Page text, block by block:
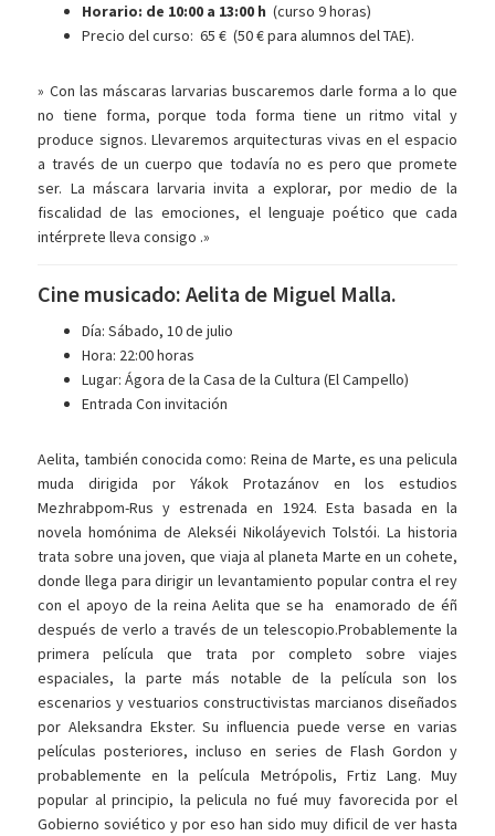
Horario: de 10:00 a 13:00 h(curso 9 horas)
Precio del curso: 65 € (50 € para alumnos del TAE).
» Con las máscaras larvarias buscaremos darle forma a lo que
no tiene forma, porque toda forma tiene un ritmo vital y
produce signos. Llevaremos arquitecturas vivas en el espacio
a través de un cuerpo que todavía no es pero que promete
ser. La máscara larvaria invita a explorar, por medio de la
fiscalidad de las emociones, el lenguaje poético que cada
intérprete lleva consigo .»
Cine musicado: Aelita de Miguel Malla.
Día: Sábado, 10 de julio
Hora: 22:00 horas
Lugar: Ágora de la Casa de la Cultura (El Campello)
Entrada Con invitación
Aelita, también conocida como: Reina de Marte, es una pelicula
muda dirigida por Yákok Protazánov en los estudios
Mezhrabpom-Rus y estrenada en 1924. Esta basada en la
novela homónima de Alekséi Nikoláyevich Tolstói. La historia
trata sobre una joven, que viaja al planeta Marte en un cohete,
donde llega para dirigir un levantamiento popular contra el rey
con el apoyo de la reina Aelita que se ha enamorado de éñ
después de verlo a través de un telescopio.Probablemente la
primera película que trata por completo sobre viajes
espaciales, la parte más notable de la película son los
escenarios y vestuarios constructivistas marcianos diseñados
por Aleksandra Ekster. Su influencia puede verse en varias
películas posteriores, incluso en series de Flash Gordon y
probablemente en la película Metrópolis, Frtiz Lang. Muy
popular al principio, la pelicula no fué muy favorecida por el
Gobierno soviético y por eso han sido muy dificil de ver hasta